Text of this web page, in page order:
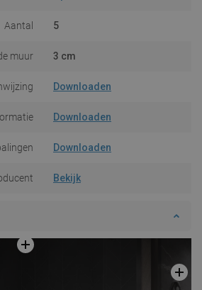
Aantal 5
muur 3 cm
Downloaden
Downloaden
Downloaden
Bekijk